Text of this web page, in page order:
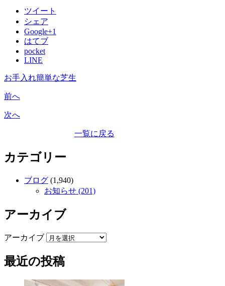
ツイート
シェア
Google+1
はてブ
pocket
LINE
お手入れ簡単な芝生
前へ
次へ
一覧に戻る
カテゴリー
ブログ (1,940)
お知らせ (201)
アーカイブ
アーカイブ
最近の投稿